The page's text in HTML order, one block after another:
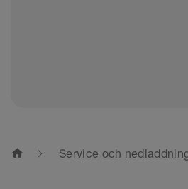
home Service och